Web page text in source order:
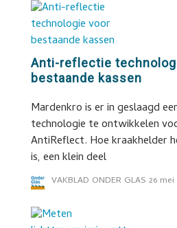
Anti-reflectie
bestaande kassen
Mardenkro is er in geslaagd
technologie te ontwikkelen
AntiReflect. Hoe kraakhelder
is, een klein deel
VAKBLAD ONDER GLAS 26 mei